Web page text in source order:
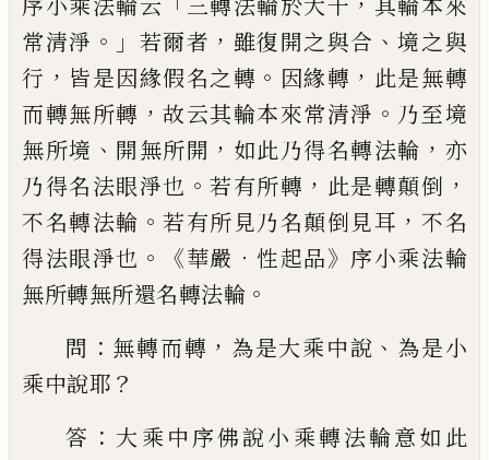
序小乘法輪云 三轉法輪於大千
其輪本來
常清淨 。」 若爾者 ， 雖復開之與合 、境之與
行 ， 皆是因緣假名之轉 。 因緣轉 ， 此是無轉
而轉無所轉 ，故云其輪本來常清淨 。 乃至境
無所境 、 開無所開 ， 如此乃得名轉法輪 ， 亦
乃得名法眼淨也 。若有所轉 ， 此是轉顛倒 ，
不名轉法輪 。若有所見乃名顛倒見耳 ， 不名
得法眼淨也 。《華嚴 ． 性起品》 序小乘法輪
無所轉無所還名轉法輪 。
問 ： 無轉而轉 ， 為是大乘中說 、 為是小
乘中說耶 ？
答 ： 大乘中序佛說小乘轉法輪意如此